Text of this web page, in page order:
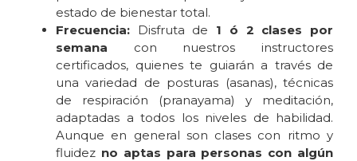
estado de bienestar total.
Frecuencia: Disfruta de 1 ó 2 clases por
semana con nuestros instructores
certificados, quienes te guiarán a través de
una variedad de posturas (asanas), técnicas
de respiración (pranayama) y meditación,
adaptadas a todos los niveles de habilidad.
Aunque en general son clases con ritmo y
fluidez no aptas para personas con algún